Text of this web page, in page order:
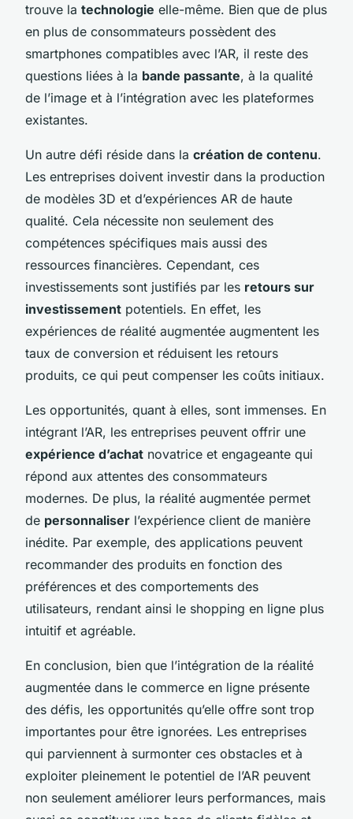
trouve la technologie elle-même. Bien que de plus
en plus de consommateurs possèdent des
smartphones compatibles avec l’AR, il reste des
questions liées à la bande passante, à la qualité
de l’image et à l’intégration avec les plateformes
existantes.
Un autre défi réside dans la création de contenu.
Les entreprises doivent investir dans la production
de modèles 3D et d’expériences AR de haute
qualité. Cela nécessite non seulement des
compétences spécifiques mais aussi des
ressources financières. Cependant, ces
investissements sont justifiés par les retours sur
investissement potentiels. En effet, les
expériences de réalité augmentée augmentent les
taux de conversion et réduisent les retours
produits, ce qui peut compenser les coûts initiaux.
Les opportunités, quant à elles, sont immenses. En
intégrant l’AR, les entreprises peuvent offrir une
expérience d’achat novatrice et engageante qui
répond aux attentes des consommateurs
modernes. De plus, la réalité augmentée permet
de personnaliser l’expérience client de manière
inédite. Par exemple, des applications peuvent
recommander des produits en fonction des
préférences et des comportements des
utilisateurs, rendant ainsi le shopping en ligne plus
intuitif et agréable.
En conclusion, bien que l’intégration de la réalité
augmentée dans le commerce en ligne présente
des défis, les opportunités qu’elle offre sont trop
importantes pour être ignorées. Les entreprises
qui parviennent à surmonter ces obstacles et à
exploiter pleinement le potentiel de l’AR peuvent
non seulement améliorer leurs performances, mais